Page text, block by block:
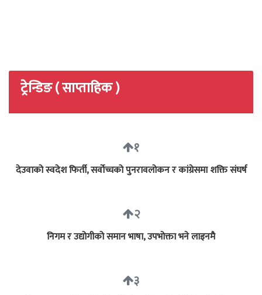
ट्रेन्डिङ ( साप्ताहिक )
१
देउवाको स्वदेश फिर्ती, सर्वोच्चको पुनरावलोकन र कांग्रेसमा शक्ति संघर्ष
२
निगम र उद्योगीको समान भाषा, उपभोक्ता भने लाइनमै
३